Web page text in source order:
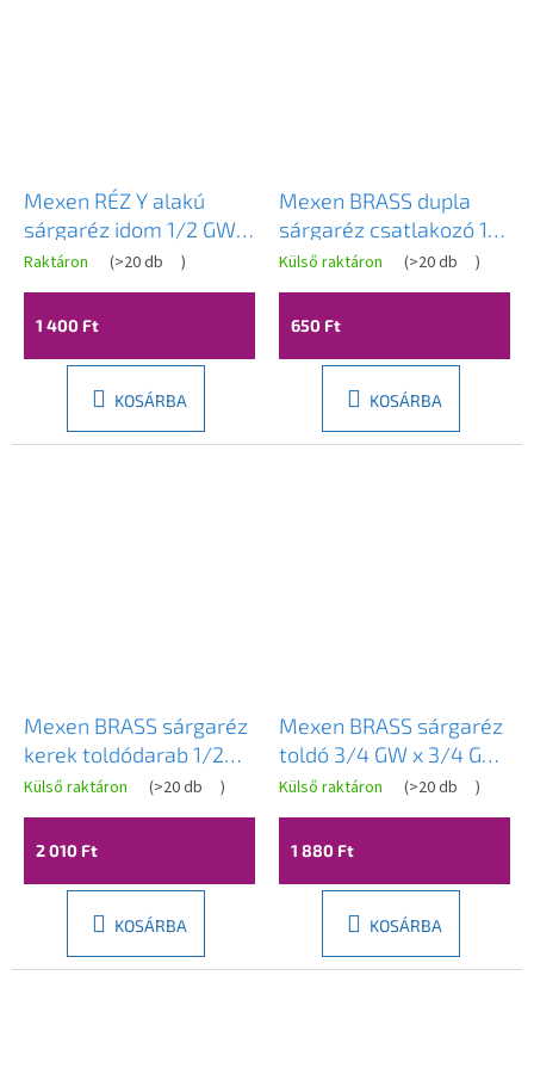
Mexen RÉZ Y alakú
sárgaréz idom 1/2 GW x
1/2 GW x 1/2 GW -
W97426-121212
Raktáron (>20 db )
1 400 Ft
KOSÁRBA
Mexen BRASS dupla
sárgaréz csatlakozó 19
x 19 mm-es tömlőhöz -
W97430-1919
Külső raktáron (>20 db )
650 Ft
KOSÁRBA
Mexen BRASS sárgaréz
kerek toldódarab 1/2
VN x 1/2 VN, 90 mm -
W97415-1212-90
Külső raktáron (>20 db )
2 010 Ft
KOSÁRBA
Mexen BRASS sárgaréz
toldó 3/4 GW x 3/4 GZ,
60 mm - W97415-
3434-60
Külső raktáron (>20 db )
1 880 Ft
KOSÁRBA